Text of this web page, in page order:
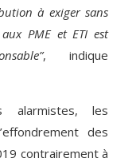
à exiger sans
PME et ETI est
, indique
alarmistes, les
des
contrairement à